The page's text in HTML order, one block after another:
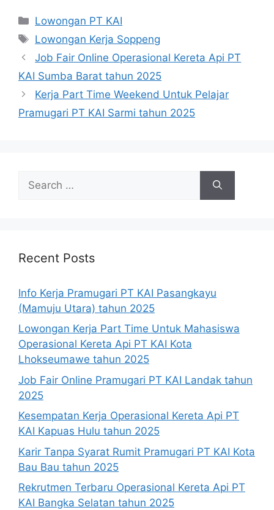
Categories
Lowongan PT KAI
Tags
Lowongan Kerja Soppeng
Job Fair Online Operasional Kereta Api PT
KAI Sumba Barat tahun 2025
Kerja Part Time Weekend Untuk Pelajar
Pramugari PT KAI Sarmi tahun 2025
for:
Recent Posts
Info Kerja Pramugari PT KAI Pasangkayu
(Mamuju Utara) tahun 2025
Lowongan Kerja Part Time Untuk Mahasiswa
Operasional Kereta Api PT KAI Kota
Lhokseumawe tahun 2025
Job Fair Online Pramugari PT KAI Landak tahun
2025
Kesempatan Kerja Operasional Kereta Api PT
KAI Kapuas Hulu tahun 2025
Karir Tanpa Syarat Rumit Pramugari PT KAI Kota
Bau Bau tahun 2025
Rekrutmen Terbaru Operasional Kereta Api PT
KAI Bangka Selatan tahun 2025